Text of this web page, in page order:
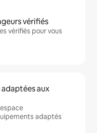
vérifiés
vérifiés pour vous
aux
adaptés